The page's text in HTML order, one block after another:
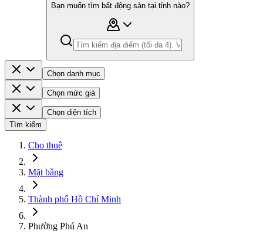
Bạn muốn tìm bất động sản tại tỉnh nào?
Chọn danh mục
Chọn mức giá
Chọn diện tích
Tìm kiếm
Cho thuê
Mặt bằng
Thành phố Hồ Chí Minh
Phường Phú An